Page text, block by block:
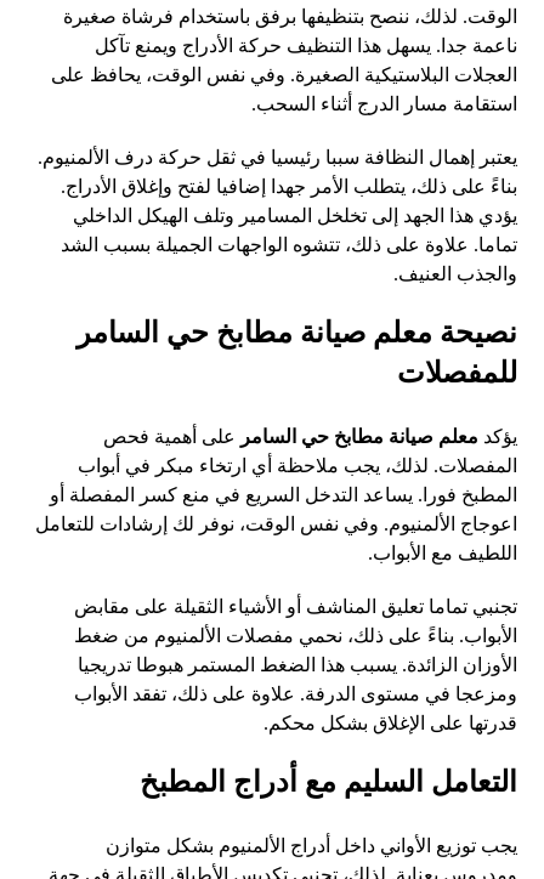
الوقت. لذلك، ننصح بتنظيفها برفق باستخدام فرشاة صغيرة
ناعمة جدا. يسهل هذا التنظيف حركة الأدراج ويمنع تآكل
العجلات البلاستيكية الصغيرة. وفي نفس الوقت، يحافظ على
استقامة مسار الدرج أثناء السحب.
يعتبر إهمال النظافة سببا رئيسيا في ثقل حركة درف الألمنيوم.
بناءً على ذلك، يتطلب الأمر جهدا إضافيا لفتح وإغلاق الأدراج.
يؤدي هذا الجهد إلى تخلخل المسامير وتلف الهيكل الداخلي
تماما. علاوة على ذلك، تتشوه الواجهات الجميلة بسبب الشد
والجذب العنيف.
نصيحة معلم صيانة مطابخ حي السامر
للمفصلات
يؤكد معلم صيانة مطابخ حي السامر
على أهمية فحص
المفصلات. لذلك، يجب ملاحظة أي ارتخاء مبكر في أبواب
المطبخ فورا. يساعد التدخل السريع في منع كسر المفصلة أو
اعوجاج الألمنيوم. وفي نفس الوقت، نوفر لك إرشادات للتعامل
اللطيف مع الأبواب.
تجنبي تماما تعليق المناشف أو الأشياء الثقيلة على مقابض
الأبواب. بناءً على ذلك، نحمي مفصلات الألمنيوم من ضغط
الأوزان الزائدة. يسبب هذا الضغط المستمر هبوطا تدريجيا
ومزعجا في مستوى الدرفة. علاوة على ذلك، تفقد الأبواب
قدرتها على الإغلاق بشكل محكم.
التعامل السليم مع أدراج المطبخ
يجب توزيع الأواني داخل أدراج الألمنيوم بشكل متوازن
ومدروس بعناية. لذلك، تجنبي تكديس الأطباق الثقيلة في جهة